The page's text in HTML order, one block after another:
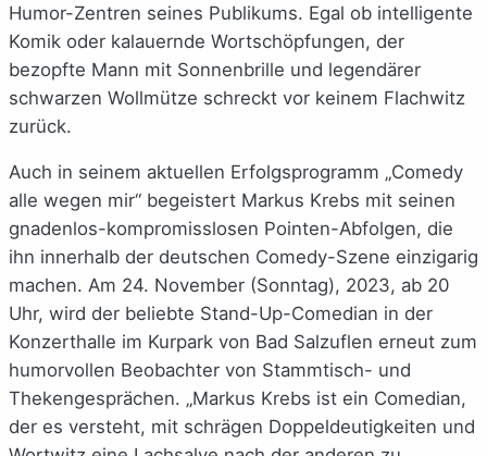
Humor-Zentren seines Publikums. Egal ob intelligente
Komik oder kalauernde Wortschöpfungen, der
bezopfte Mann mit Sonnenbrille und legendärer
schwarzen Wollmütze schreckt vor keinem Flachwitz
zurück.
Auch in seinem aktuellen Erfolgsprogramm „Comedy
alle wegen mir“ begeistert Markus Krebs mit seinen
gnadenlos-kompromisslosen Pointen-Abfolgen, die
ihn innerhalb der deutschen Comedy-Szene einzigarig
machen. Am 24. November (Sonntag), 2023, ab 20
Uhr, wird der beliebte Stand-Up-Comedian in der
Konzerthalle im Kurpark von Bad Salzuflen erneut zum
humorvollen Beobachter von Stammtisch- und
Thekengesprächen. „Markus Krebs ist ein Comedian,
der es versteht, mit schrägen Doppeldeutigkeiten und